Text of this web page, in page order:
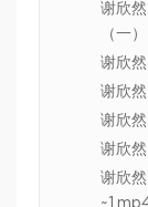
谢欣
（一
谢欣
谢欣
谢欣
谢欣
谢欣